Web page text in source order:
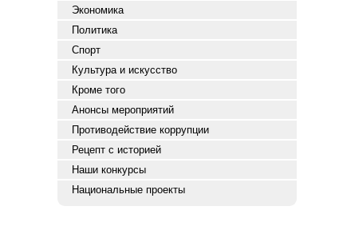
Экономика
Политика
Спорт
Культура и искусство
Кроме того
Анонсы мероприятий
Противодействие коррупции
Рецепт с историей
Наши конкурсы
Национальные проекты